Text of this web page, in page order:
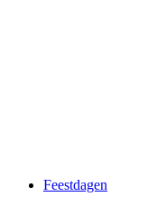
Feestdagen